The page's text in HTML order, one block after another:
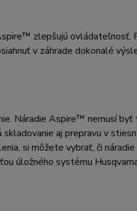
zlepšujú ovládateľnosť.
v záhrade dokonalé
Náradie Aspire™ nemusí byť
aj prepravu v
si môžete vybrať, či
úložného systému